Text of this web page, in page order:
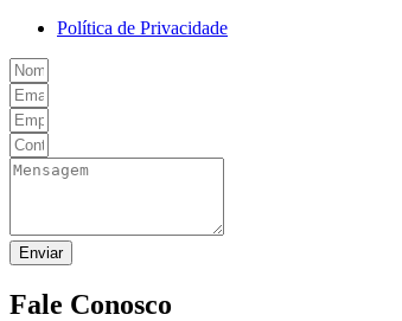
Política de Privacidade
Enviar
Fale Conosco